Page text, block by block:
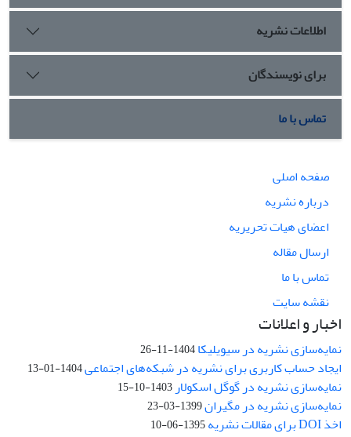
اطلاعات نشریه
برای نویسندگان
تماس با ما
صفحه اصلی
درباره نشریه
اعضای هیات تحریریه
ارسال مقاله
تماس با ما
نقشه سایت
اخبار و اعلانات
نمایه‌سازی نشریه در سیویلیکا1404-11-26
ایجاد حساب کاربری برای نشریه در شبکه‌های اجتماعی1404-01-13
نمایه‌سازی نشریه در گوگل اسکولار 1403-10-15
نمایه‌سازی نشریه در مگیران1399-03-23
اخذ DOI برای مقالات نشریه 1395-06-10